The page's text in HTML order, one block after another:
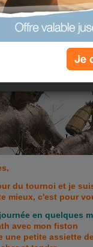
du tournoi et je
mieux, c'est pour
en quelques
avec mon fiston
une petite assiette
Je